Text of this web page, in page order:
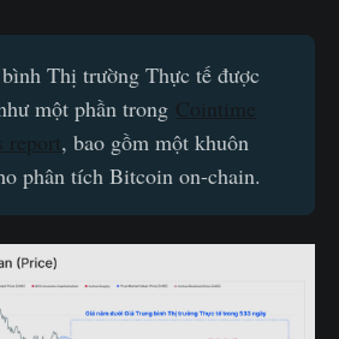
Thị trường Thực tế được
một phần trong Cointime
report, bao gồm một khuôn
phân tích Bitcoin on-chain.